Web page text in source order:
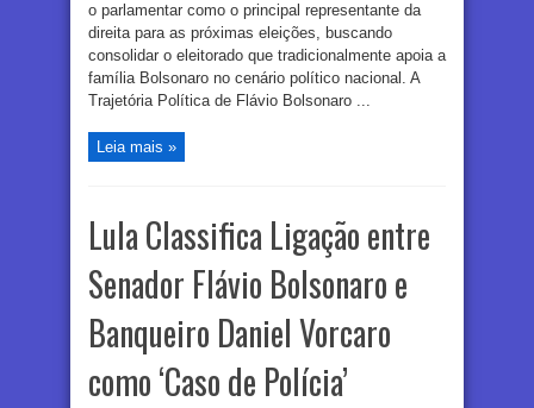
o parlamentar como o principal representante da
direita para as próximas eleições, buscando
consolidar o eleitorado que tradicionalmente apoia a
família Bolsonaro no cenário político nacional. A
Trajetória Política de Flávio Bolsonaro ...
Leia mais »
Lula Classifica Ligação entre
Senador Flávio Bolsonaro e
Banqueiro Daniel Vorcaro
como ‘Caso de Polícia’